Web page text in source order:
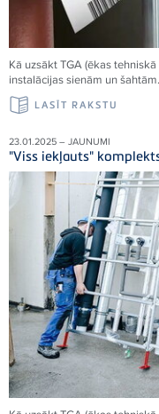
Kā uzsākt TGA (ēkas
instalācijas sienām un šahtām.
LASĪT RAKSTU
23.01.2025 – JAUNUMI
"Viss iekļauts"